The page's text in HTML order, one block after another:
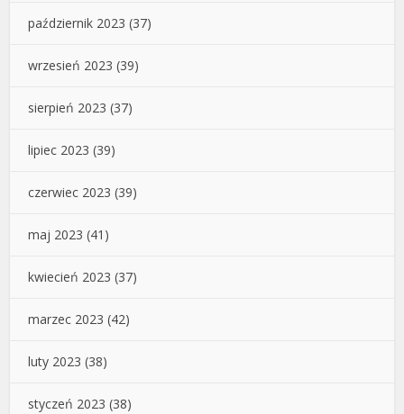
październik 2023 (37)
wrzesień 2023 (39)
sierpień 2023 (37)
lipiec 2023 (39)
czerwiec 2023 (39)
maj 2023 (41)
kwiecień 2023 (37)
marzec 2023 (42)
luty 2023 (38)
styczeń 2023 (38)